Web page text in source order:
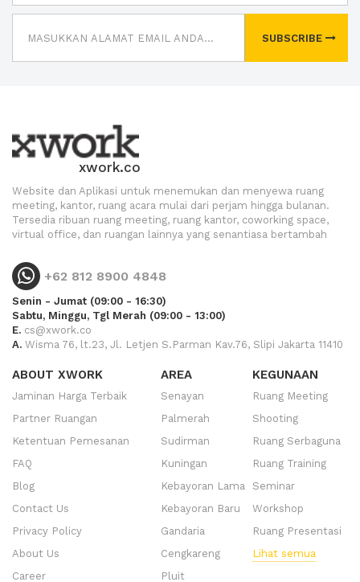
SUBSCRIBE
xwork.co
Website dan Aplikasi untuk menemukan dan menyewa ruang
meeting, kantor, ruang acara mulai dari perjam hingga bulanan.
Tersedia ribuan ruang meeting, ruang kantor, coworking space,
virtual office, dan ruangan lainnya yang senantiasa bertambah
+62 812 8900 4848
Senin - Jumat (09:00 - 16:30)
Sabtu, Minggu, Tgl Merah (09:00 - 13:00)
E. cs@xwork.co
A. Wisma 76, lt.23, Jl. Letjen S.Parman Kav.76, Slipi Jakarta 11410
ABOUT XWORK
Jaminan Harga Terbaik
Partner Ruangan
Ketentuan Pemesanan
FAQ
Blog
Contact Us
Privacy Policy
About Us
Career
AREA
Senayan
Palmerah
Sudirman
Kuningan
Kebayoran Lama
Kebayoran Baru
Gandaria
Cengkareng
Pluit
KEGUNAAN
Ruang Meeting
Shooting
Ruang Serbaguna
Ruang Training
Seminar
Workshop
Ruang Presentasi
Lihat semua